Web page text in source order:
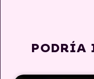
PODRÍA